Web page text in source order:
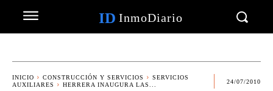
ID InmoDiario
INICIO CONSTRUCCIÓN Y SERVICIOS
SERVICIOS
AUXILIARES
HERRERA INAUGURA LAS...
24/07/2010